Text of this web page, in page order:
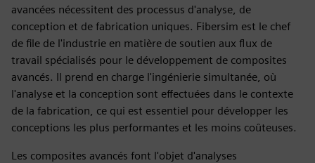
avancées nécessitent des processus d'analyse, de
conception et de fabrication uniques. Fibersim est le chef
de file de l'industrie en matière de soutien aux flux de
travail spécialisés pour le développement de composites
avancés. Il prend en charge l'ingénierie simultanée, où
l'analyse et la conception sont effectuées dans le contexte
de la fabrication, ce qui est essentiel pour développer les
conceptions les plus performantes et les moins coûteuses.
Les composites avancés font l'objet d'analyses